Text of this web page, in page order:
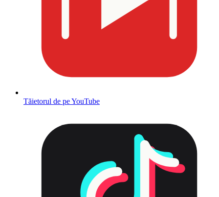
Tăietorul de pe YouTube